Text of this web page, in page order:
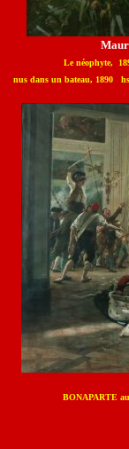
Le
nus dans un bateau, 1890
BONAPARTE